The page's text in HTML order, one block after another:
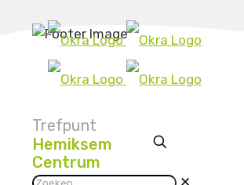
Trefpunt
Hemiksem
Centrum
✕